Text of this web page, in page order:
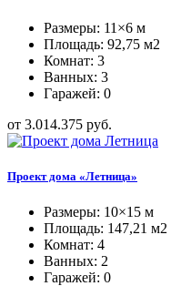
Размеры: 11×6 м
Площадь: 92,75 м2
Комнат: 3
Ванных: 3
Гаражей: 0
от 3.014.375 руб.
Проект дома «Летница»
Размеры: 10×15 м
Площадь: 147,21 м2
Комнат: 4
Ванных: 2
Гаражей: 0